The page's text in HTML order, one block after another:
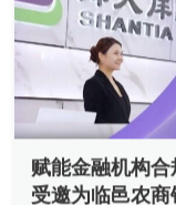
赋能金融机构
受邀为临邑农